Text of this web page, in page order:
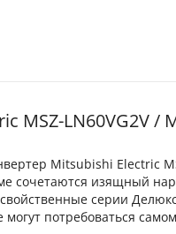
LN60VG2V /
Mitsubishi Electric
сочетаются изящный
серии
потребоваться